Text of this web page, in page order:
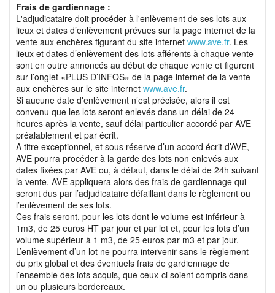
Frais de gardiennage :
L'adjudicataire doit procéder à l'enlèvement de ses lots aux
lieux et dates d’enlèvement prévues sur la page internet de la
vente aux enchères figurant du site internet www.ave.fr. Les
lieux et dates d’enlèvement des lots afférents à chaque vente
sont en outre annoncés au début de chaque vente et figurent
sur l’onglet «PLUS D’INFOS» de la page internet de la vente
aux enchères sur le site internet www.ave.fr.
Si aucune date d'enlèvement n’est précisée, alors il est
convenu que les lots seront enlevés dans un délai de 24
heures après la vente, sauf délai particulier accordé par AVE
préalablement et par écrit.
A titre exceptionnel, et sous réserve d’un accord écrit d’AVE,
AVE pourra procéder à la garde des lots non enlevés aux
dates fixées par AVE ou, à défaut, dans le délai de 24h suivant
la vente. AVE appliquera alors des frais de gardiennage qui
seront dus par l’adjudicataire défaillant dans le règlement ou
l’enlèvement de ses lots.
Ces frais seront, pour les lots dont le volume est inférieur à
1m3, de 25 euros HT par jour et par lot et, pour les lots d’un
volume supérieur à 1 m3, de 25 euros par m3 et par jour.
L’enlèvement d’un lot ne pourra intervenir sans le règlement
du prix global et des éventuels frais de gardiennage de
l’ensemble des lots acquis, que ceux-ci soient compris dans
un ou plusieurs bordereaux.